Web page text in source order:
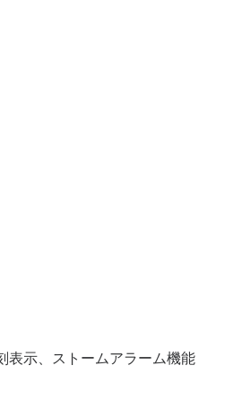
表示、ストームアラーム機能